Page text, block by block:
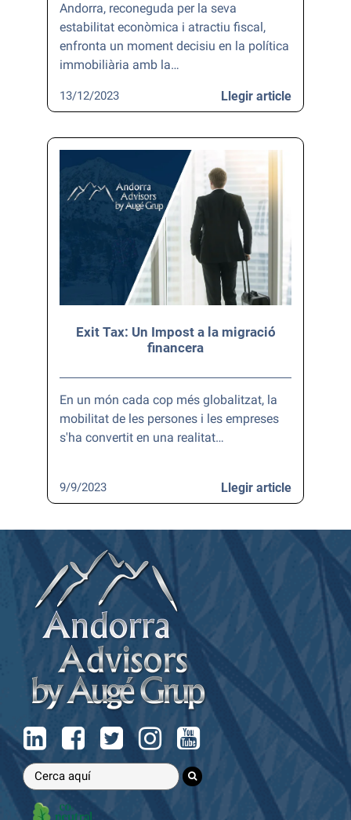
Andorra, reconeguda per la seva
estabilitat econòmica i atractiu fiscal,
enfronta un moment decisiu en la política
immobiliària amb la…
Llegir article
13/12/2023
Exit Tax: Un Impost a la migració
financera
En un món cada cop més globalitzat, la
mobilitat de les persones i les empreses
s'ha convertit en una realitat…
Llegir article
9/9/2023